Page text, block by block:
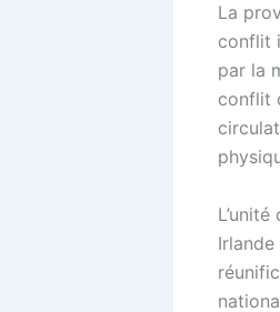
La
conflit
par la
conflit